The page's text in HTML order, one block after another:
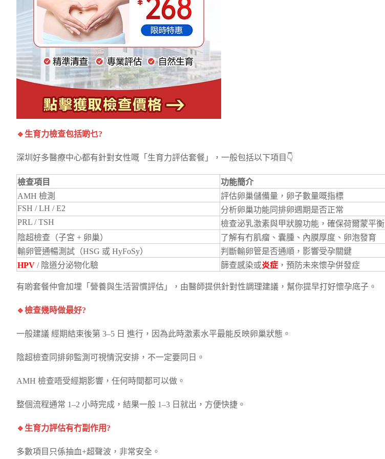
🔹生育力檢查包括啲乜?
深圳好多醫療中心都有針對女性嘅「生育力評估套餐」，一般包括以下項目👇
檢查項目
功能簡介
AMH 檢測
評估卵巢儲備量，卵子數量嘅指標
FSH / LH / E2
分析卵巢功能同排卵週期是否正常
PRL / TSH
檢查泌乳激素與甲狀腺功能，確保荷爾蒙平衡
陰超檢查（子宮 + 卵巢）
了解有冇肌瘤、囊腫、內膜厚度、卵泡發育
輸卵管通暢測試（HSG 或 HyFoSy）
判斷輸卵管是否通順，影響受孕關鍵
HPV / 陰道分泌物化驗 篩查感染或炎症 ，預防未來懷孕併發症
有啲套餐仲會加埋「營養與生活習慣評估」，由醫師提供針對性調理建議，幫你提早打好懷孕底子。
🔹檢查幾時做最好?
一般建議 經期結束後第 3–5 日 進行，因為此時激素水平最能反映卵巢狀態。
陰超檢查同排卵監測可視情況安排，不一定要同日。
AMH 檢查唔受經期影響，任何時間都可以做。
整個流程通常 1–2 小時完成，結果一般 1–3 日就出，方便快捷。
🔹生育力評估有冇副作用?
多數項目只係抽血+超聲波，非常安全。